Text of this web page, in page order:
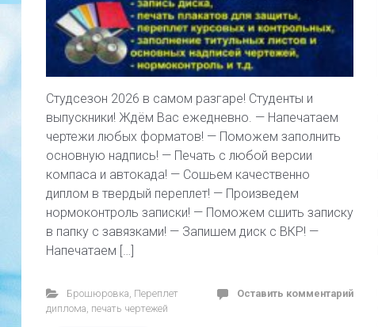
Студсезон 2026 в самом разгаре! Студенты и
выпускники! Ждём Вас ежедневно. — Напечатаем
чертежи любых форматов! — Поможем заполнить
основную надпись! — Печать с любой версии
компаса и автокада! — Сошьем качественно
диплом в твердый переплет! — Произведем
нормоконтроль записки! — Поможем сшить записку
в папку с завязками! — Запишем диск с ВКР! —
Напечатаем […]
Брошюровка Переплет
диплома печать чертежей
Оставить комментарий